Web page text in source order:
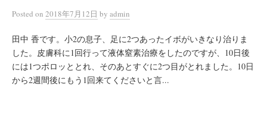
Posted on 2018年7月12日 by admin
田中 香です。小2の息子、足に2つあったイボがいきなり治りま
した。皮膚科に1回行って液体窒素治療をしたのですが、10日後
には1つポロッととれ、そのあとすぐに2つ目がとれました。10日
から2週間後にもう1回来てくださいと言...